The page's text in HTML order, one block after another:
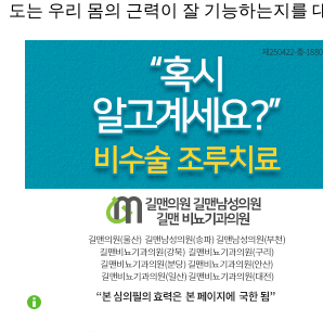
도는 우리 몸의 근력이 잘 기능하는지를